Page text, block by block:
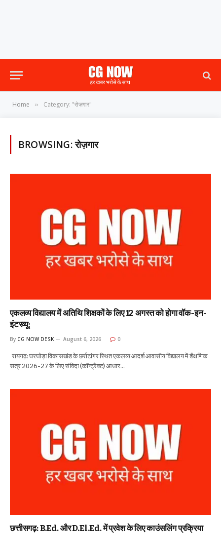
Home » Category: "रोज़गार"
BROWSING:रोज़गार
एकलव्य विद्यालय में अतिथि शिक्षकों के लिए 12 अगस्त को होगा वॉक-इन-
इंटरव्यू:
By CG NOW DESK August 6, 2026 0
रायगढ़: घरघोड़ा विकासखंड के छर्राटांगर स्थित एकलव्य आदर्श आवासीय विद्यालय में शैक्षणिक
सत्र 2026-27 के लिए संविदा (कॉन्ट्रैक्ट) आधार…
छत्तीसगढ़: B.Ed. और D.El.Ed. में प्रवेश के लिए काउंसलिंग प्रक्रिया